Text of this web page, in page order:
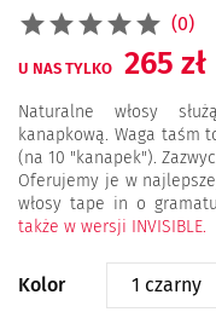
(0)
U NAS TYLKO 265 zł
Naturalne włosy
kanapkową. Waga taśm
(na 10 "kanapek").
Oferujemy je w
włosy tape in o
także w wersji INVISIBLE.
Kolor